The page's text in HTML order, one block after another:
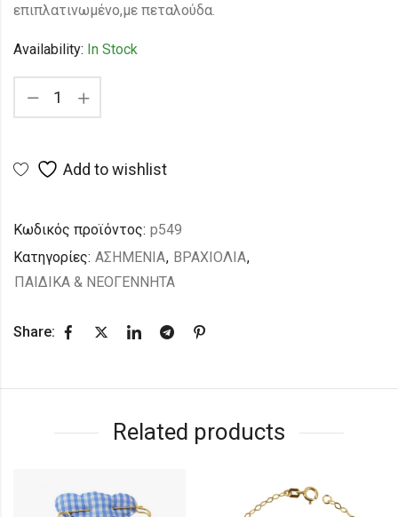
επιπλατινωμένο,με πεταλούδα.
Availability: In Stock
Add to wishlist
Κωδικός προϊόντος: p549
Κατηγορίες: ΑΣΗΜΕΝΙΑ, ΒΡΑΧΙΟΛΙΑ,
ΠΑΙΔΙΚΑ & ΝΕΟΓΕΝΝΗΤΑ
Share:
Related products